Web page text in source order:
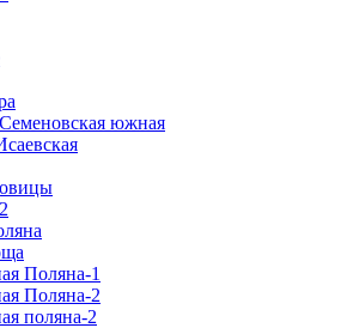
южная
Поляна-1
Поляна-2
поляна-2